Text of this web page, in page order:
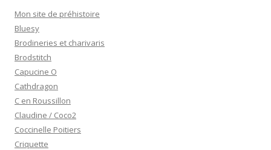
Mon site de préhistoire
Bluesy
Brodineries et charivaris
Brodstitch
Capucine O
Cathdragon
C en Roussillon
Claudine / Coco2
Coccinelle Poitiers
Criquette